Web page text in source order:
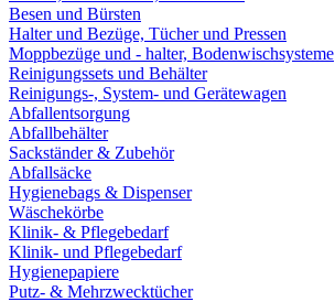
Besen und Bürsten
Halter und Bezüge, Tücher und Pressen
Moppbezüge und - halter, Bodenwischsysteme
Reinigungssets und Behälter
Reinigungs-, System- und Gerätewagen
Abfallentsorgung
Abfallbehälter
Sackständer & Zubehör
Abfallsäcke
Hygienebags & Dispenser
Wäschekörbe
Klinik- & Pflegebedarf
Klinik- und Pflegebedarf
Hygienepapiere
Putz- & Mehrzwecktücher